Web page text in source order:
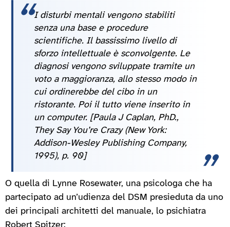
I disturbi mentali vengono stabiliti
senza una base e procedure
scientifiche. Il bassissimo livello di
sforzo intellettuale è sconvolgente. Le
diagnosi vengono sviluppate tramite un
voto a maggioranza, allo stesso modo in
cui ordinerebbe del cibo in un
ristorante. Poi il tutto viene inserito in
un computer. [Paula J Caplan, PhD.,
They Say You’re Crazy (New York:
Addison-Wesley Publishing Company,
1995), p. 90]
O quella di Lynne Rosewater, una psicologa che ha
partecipato ad un’udienza del DSM presieduta da uno
dei principali architetti del manuale, lo psichiatra
Robert Spitzer: